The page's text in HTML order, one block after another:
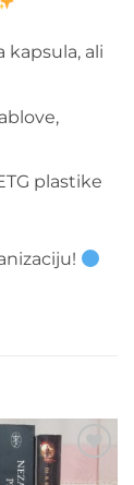
kapsula, ali
plastike